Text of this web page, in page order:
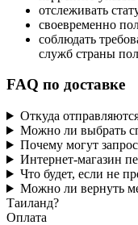
отслеживать
своевременно
соблюдать
служб страны
FAQ по доставке
Откуда
Можно ли выбрать
Почему могут
Интернет-магазин
Что будет, если не
Можно ли вернуть
Таиланд?
Оплата